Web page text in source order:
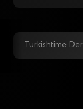
Turkishtime